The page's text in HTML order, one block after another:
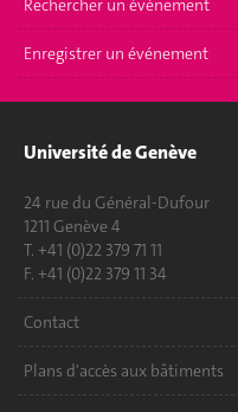
Rechercher un événement
Enregistrer un événement
Université de Genève
24 rue du Général-Dufour
1211 Genève 4
T. +41 (0)22 379 71 11
F. +41 (0)22 379 11 34
Contact
Plans d'accès aux bâtiments